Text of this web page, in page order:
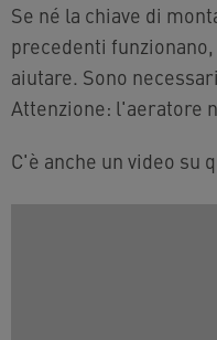
Se né la chiave di
precedenti
aiutare. Sono
Attenzione: l'aeratore
C'è anche un video su